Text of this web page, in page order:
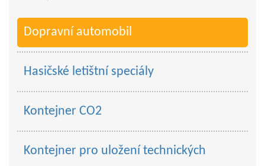
Dopravní automobil
Hasičské letištní speciály
Kontejner CO2
Kontejner pro uložení technických